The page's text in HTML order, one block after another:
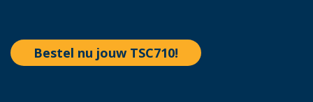
Bestel nu jouw TSC710!